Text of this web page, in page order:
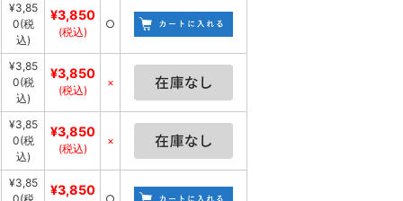
¥3,85
0(税
込)
¥3,850
(税込)
○
¥3,85
0(税
込)
¥3,850
(税込)
×
¥3,85
0(税
込)
¥3,850
(税込)
×
¥3,85
¥3,850